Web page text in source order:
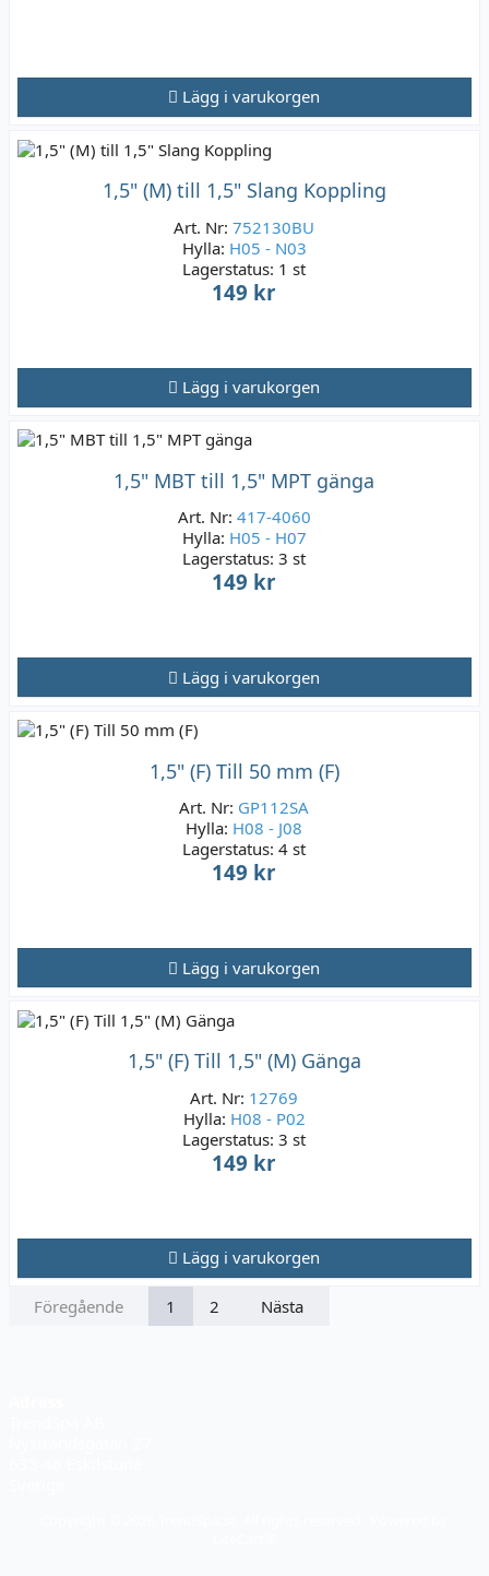
Lägg i varukorgen
1,5" (M) till 1,5" Slang Koppling
Art. Nr:752130BU
Hylla: H05 - N03
Lagerstatus: 1 st
149 kr
Lägg i varukorgen
1,5" MBT till 1,5" MPT gänga
Art. Nr: 417-4060
Hylla: H05 - H07
Lagerstatus:3 st
149 kr
Lägg i varukorgen
1,5" (F) Till 50 mm (F)
Art. Nr: GP112SA
Hylla: H08 - J08
Lagerstatus:4 st
149 kr
Lägg i varukorgen
1,5" (F) Till 1,5" (M) Gänga
Art. Nr: 12769
Hylla: H08 - P02
Lagerstatus:3 st
149 kr
Lägg i varukorgen
Föregående 1 2 Nästa